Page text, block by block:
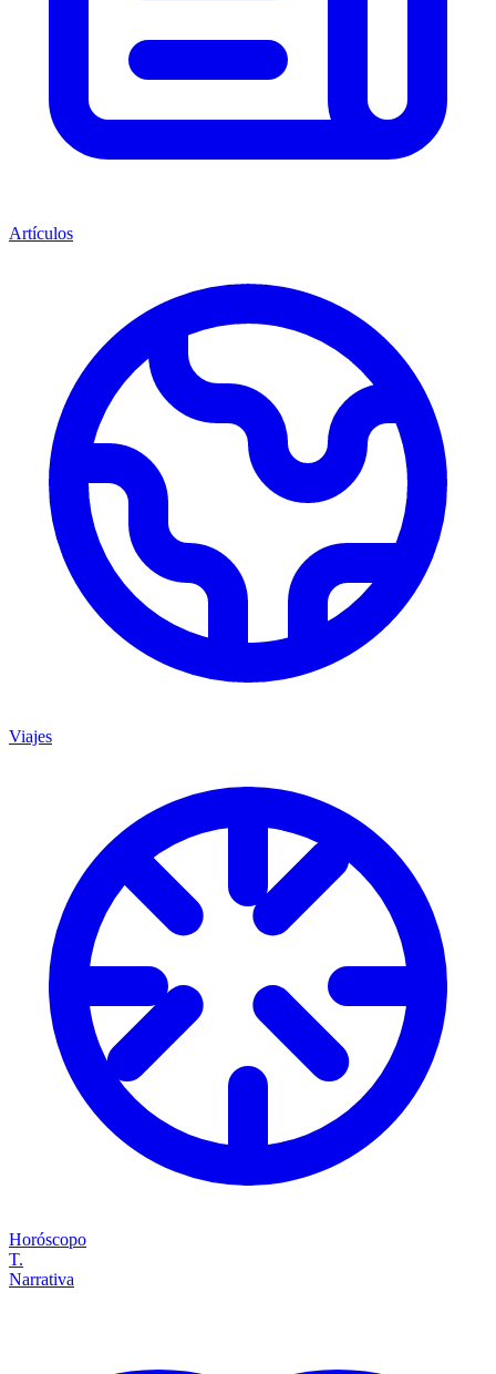
Artículos
Viajes
Horóscopo
T.
Narrativa